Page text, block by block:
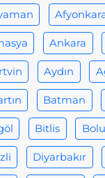
Ankara
Aydın
Batman
Bitlis Bolu
Diyarbakır